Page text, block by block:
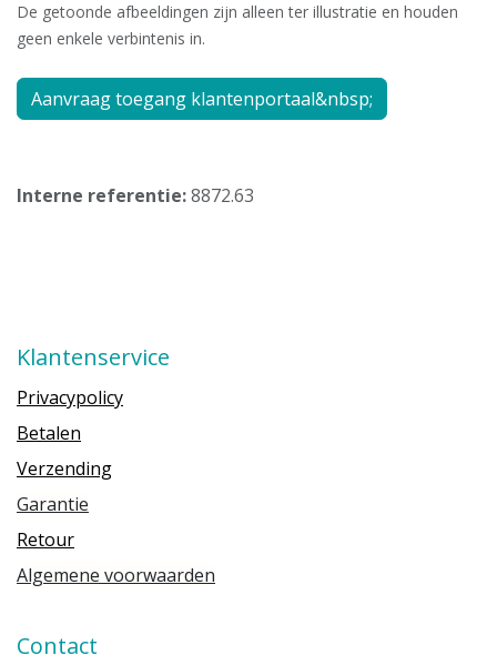
De getoonde afbeeldingen zijn alleen ter illustratie en houden
geen enkele verbintenis in.
Aanvraag toegang klantenportaal&nbsp;
Interne referentie:8872.63
Klantenservice
Privacypolicy
Betalen
Verzending
Garantie
Retour
Algemene voorwaarden
Contact